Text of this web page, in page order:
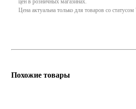
цен в розничных магазинах.
Цена актуальна только для товаров со
Похожие товары